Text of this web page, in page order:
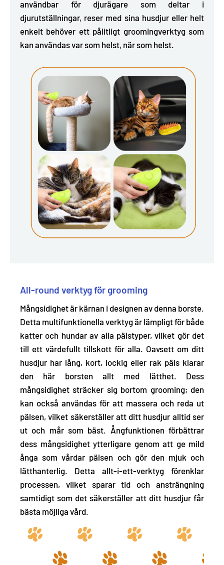
användbar för djurägare som deltar i
djurutställningar, reser med sina husdjur eller helt
enkelt behöver ett pålitligt groomingverktyg som
kan användas var som helst, när som helst.
All-round verktyg för grooming
Mångsidighet är kärnan i designen av denna borste.
Detta multifunktionella verktyg är lämpligt för både
katter och hundar av alla pälstyper, vilket gör det
till ett värdefullt tillskott för alla. Oavsett om ditt
husdjur har lång, kort, lockig eller rak päls klarar
den här borsten allt med lätthet. Dess
mångsidighet sträcker sig bortom grooming; den
kan också användas för att massera och reda ut
pälsen, vilket säkerställer att ditt husdjur alltid ser
ut och mår som bäst. Ångfunktionen förbättrar
dess mångsidighet ytterligare genom att ge mild
ånga som vårdar pälsen och gör den mjuk och
lätthanterlig. Detta allt-i-ett-verktyg förenklar
processen, vilket sparar tid och ansträngning
samtidigt som det säkerställer att ditt husdjur får
bästa möjliga vård.